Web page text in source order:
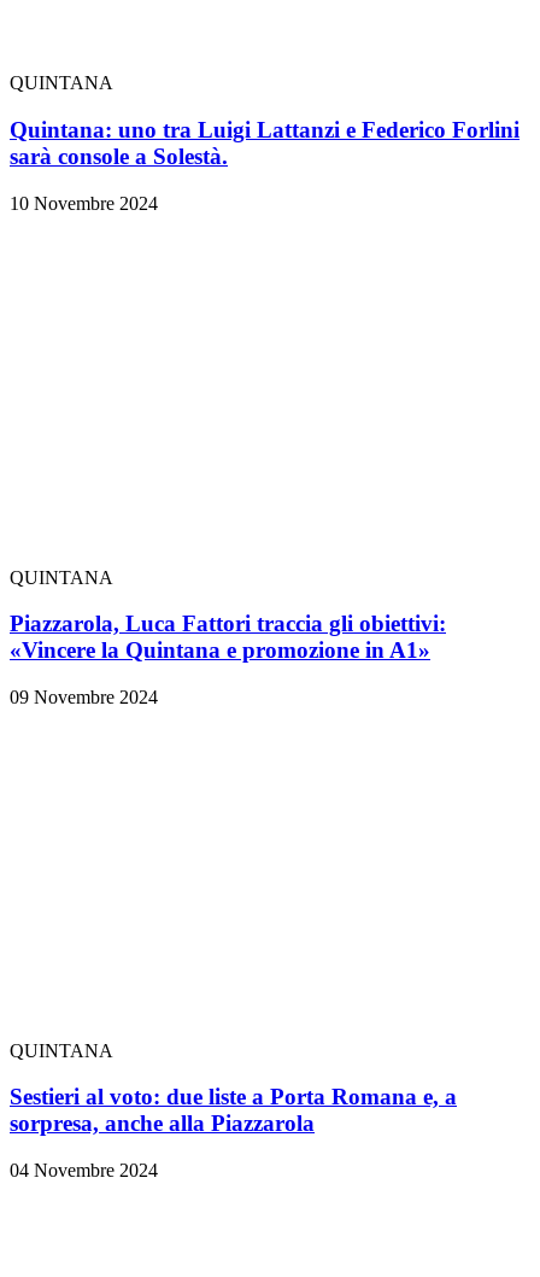
QUINTANA
Quintana: uno tra Luigi Lattanzi e Federico Forlini
sarà console a Solestà.
10 Novembre 2024
QUINTANA
Piazzarola, Luca Fattori traccia gli obiettivi:
«Vincere la Quintana e promozione in A1»
09 Novembre 2024
QUINTANA
Sestieri al voto: due liste a Porta Romana e, a
sorpresa, anche alla Piazzarola
04 Novembre 2024